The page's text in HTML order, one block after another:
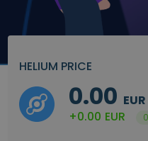
HELIUM PRICE
0.00 EUR
+0.00 EUR